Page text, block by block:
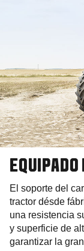
EQUIPADO
El soporte del
tractor désde
una resistencia
y superficie de
garantizar la